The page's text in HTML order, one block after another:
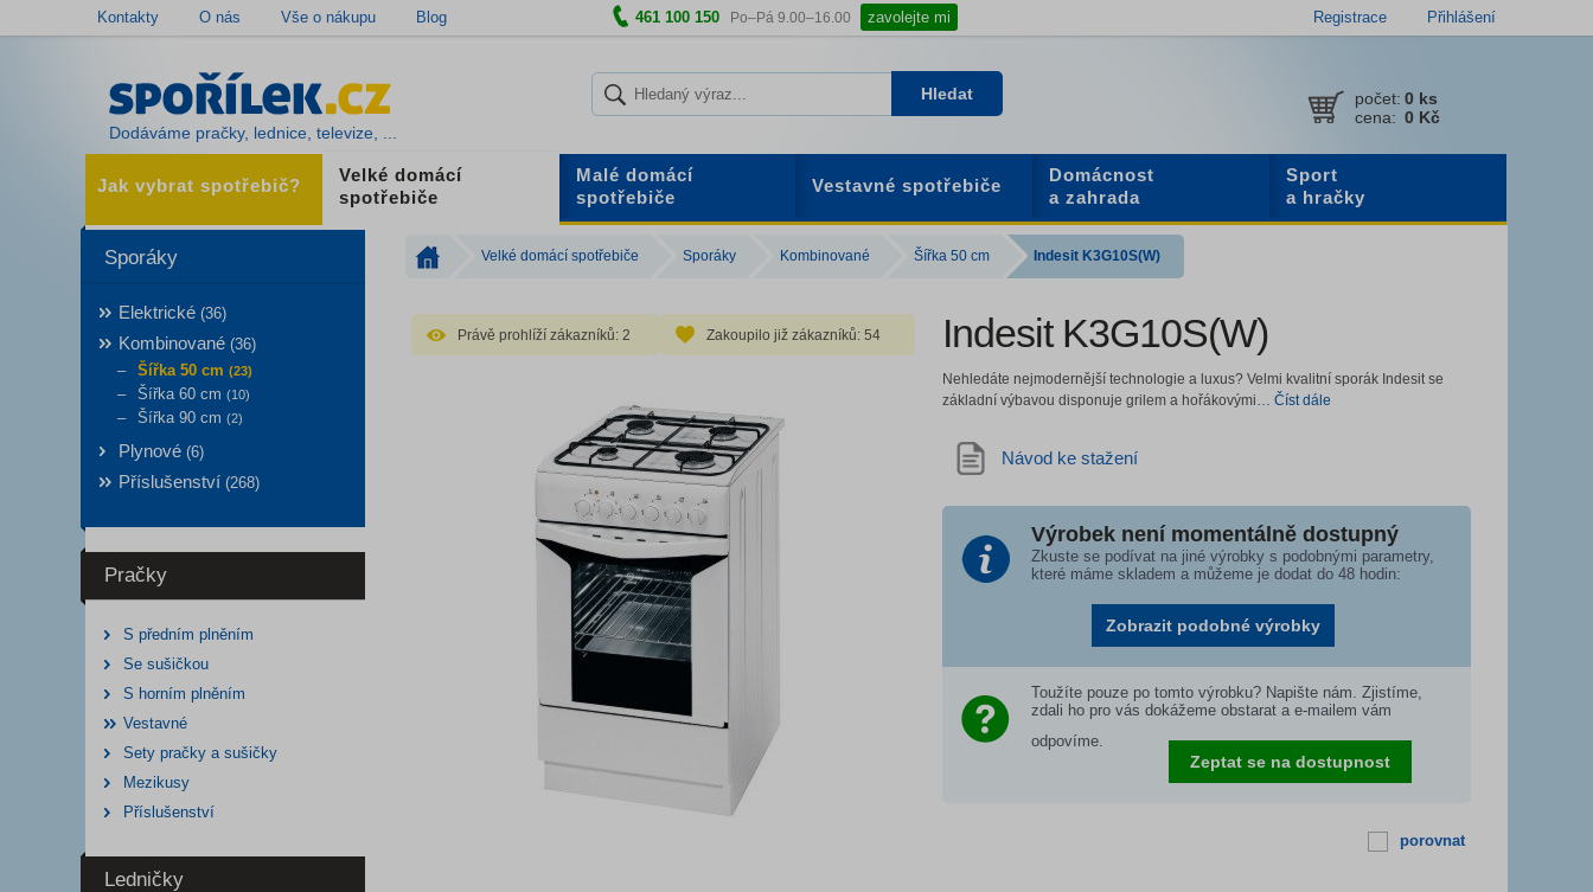
Kontakty O nás Vše o nákupu Blog 461 100 150 Po–Pá 9.00–16.00 zavolejte mi Registrace Přihlášení
Dodáváme pračky, lednice, televize, ...
počet: 0 ks
cena: 0 Kč
Hledat
Jak vybrat spotřebič?
Velké domácí
spotřebiče
Malé domácí
spotřebiče
Vestavné spotřebiče
Domácnost
a zahrada
Sport
a hračky
Velké domácí spotřebiče Sporáky Kombinované Šířka 50 cm Indesit K3G10S(W)
Právě prohlíží zákazníků: 2 Zakoupilo již zákazníků: 54 Indesit K3G10S(W)
Nehledáte nejmodernější technologie a luxus? Velmi kvalitní sporák Indesit se
základní výbavou disponuje grilem a hořákovými… Číst dále
Návod ke stažení
Výrobek není momentálně dostupný
Zkuste se podívat na jiné výrobky s podobnými parametry,
které máme skladem a můžeme je dodat do 48 hodin:
Zobrazit podobné výrobky
Toužíte pouze po tomto výrobku? Napište nám. Zjistíme,
zdali ho pro vás dokážeme obstarat a e-mailem vám
odpovíme.
Zeptat se na dostupnost
porovnat
Sporáky
Elektrické (36)
Kombinované (36)
Šířka 50 cm (23)
Šířka 60 cm (10)
Šířka 90 cm (2)
Plynové (6)
Příslušenství (268)
Pračky
S předním plněním
Se sušičkou
S horním plněním
Vestavné
Sety pračky a sušičky
Mezikusy
Příslušenství
Ledničky